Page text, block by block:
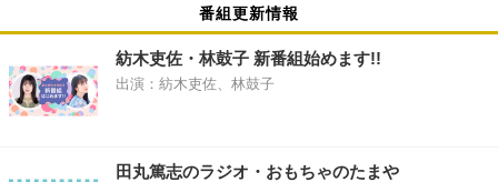
番組更新情報
紡木吏佐・林鼓子 新番組始めます!!
出演：紡木吏佐、林鼓子
田丸篤志のラジオ・おもちゃのたまや